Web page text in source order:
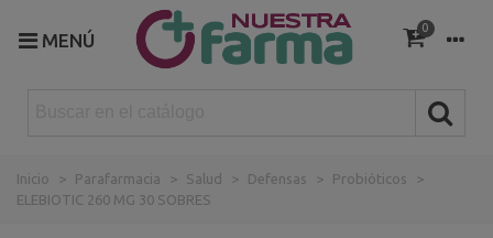
MENÚ
0
Inicio > Parafarmacia > Salud > Defensas > Probióticos
>
ELEBIOTIC 260 MG 30 SOBRES